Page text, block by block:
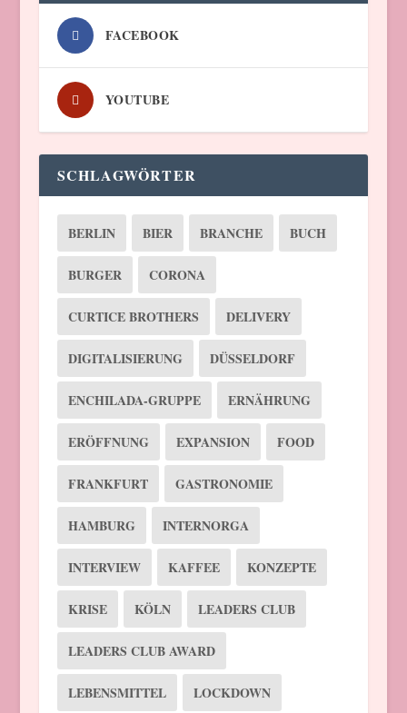
FACEBOOK
YOUTUBE
SCHLAGWÖRTER
BERLIN BIER BRANCHE BUCH
BURGER CORONA
CURTICE BROTHERS DELIVERY
DIGITALISIERUNG DÜSSELDORF
ENCHILADA-GRUPPE ERNÄHRUNG
ERÖFFNUNG EXPANSION FOOD
FRANKFURT GASTRONOMIE
HAMBURG INTERNORGA
INTERVIEW KAFFEE KONZEPTE
KRISE KÖLN LEADERS CLUB
LEADERS CLUB AWARD
LEBENSMITTEL LOCKDOWN